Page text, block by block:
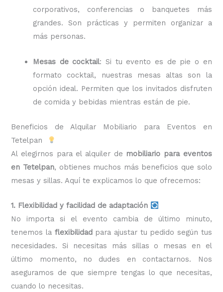
corporativos, conferencias o banquetes más
grandes. Son prácticas y permiten organizar a
más personas.
Mesas de cocktail: Si tu evento es de pie o en
formato cocktail, nuestras mesas altas son la
opción ideal. Permiten que los invitados disfruten
de comida y bebidas mientras están de pie.
Beneficios de Alquilar Mobiliario para Eventos en
Tetelpan
Al elegirnos para el alquiler de mobiliario para eventos
en Tetelpan, obtienes muchos más beneficios que solo
mesas y sillas. Aquí te explicamos lo que ofrecemos:
1. Flexibilidad y facilidad de adaptación
No importa si el evento cambia de último minuto,
tenemos la flexibilidadpara ajustar tu pedido según tus
necesidades. Si necesitas más sillas o mesas en el
último momento, no dudes en contactarnos. Nos
aseguramos de que siempre tengas lo que necesitas,
cuando lo necesitas.